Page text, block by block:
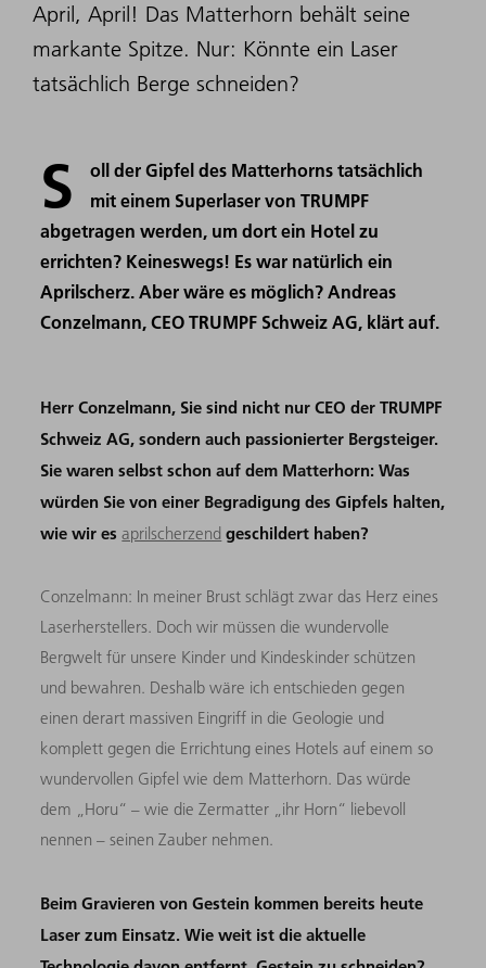
April, April! Das Matterhorn behält seine
markante Spitze. Nur: Könnte ein Laser
tatsächlich Berge schneiden?
S
oll der Gipfel des Matterhorns tatsächlich
mit einem Superlaser von TRUMPF
abgetragen werden, um dort ein Hotel zu
errichten? Keineswegs! Es war natürlich ein
Aprilscherz. Aber wäre es möglich? Andreas
Conzelmann, CEO TRUMPF Schweiz AG, klärt auf.
Herr Conzelmann, Sie sind nicht nur CEO der TRUMPF
Schweiz AG, sondern auch passionierter Bergsteiger.
Sie waren selbst schon auf dem Matterhorn: Was
würden Sie von einer Begradigung des Gipfels halten,
wie wir esaprilscherzend geschildert haben?
Conzelmann: In meiner Brust schlägt zwar das Herz eines
Laserherstellers. Doch wir müssen die wundervolle
Bergwelt für unsere Kinder und Kindeskinder schützen
und bewahren. Deshalb wäre ich entschieden gegen
einen derart massiven Eingriff in die Geologie und
komplett gegen die Errichtung eines Hotels auf einem so
wundervollen Gipfel wie dem Matterhorn. Das würde
dem „Horu“ – wie die Zermatter „ihr Horn“ liebevoll
nennen – seinen Zauber nehmen.
Beim Gravieren von Gestein kommen bereits heute
Laser zum Einsatz. Wie weit ist die aktuelle